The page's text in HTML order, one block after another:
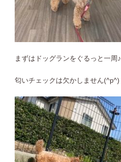
まずはドッグランをぐるっと一周♪
匂いチェックは欠かしません(^p^)